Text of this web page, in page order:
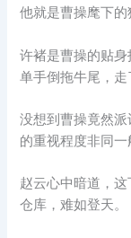
他就是曹操麾下的
许褚是曹操的贴
单手倒拖牛尾，走
没想到曹操竟然
的重视程度非同一
赵云心中暗道，
仓库，难如登天。